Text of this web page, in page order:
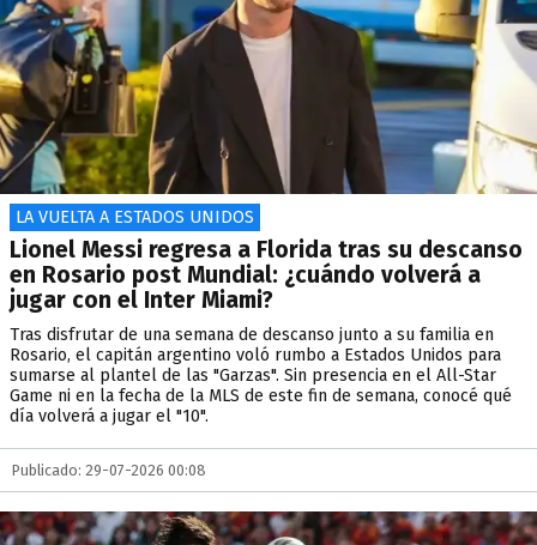
LA VUELTA A ESTADOS UNIDOS
Lionel Messi regresa a Florida tras su descanso
en Rosario post Mundial: ¿cuándo volverá a
jugar con el Inter Miami?
Tras disfrutar de una semana de descanso junto a su familia en
Rosario, el capitán argentino voló rumbo a Estados Unidos para
sumarse al plantel de las "Garzas". Sin presencia en el All-Star
Game ni en la fecha de la MLS de este fin de semana, conocé qué
día volverá a jugar el "10".
Publicado: 29-07-2026 00:08